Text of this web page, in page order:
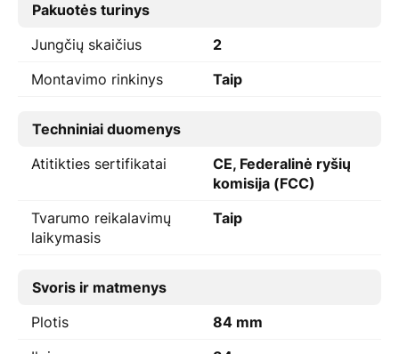
Pakuotės turinys
Jungčių skaičius
2
Montavimo rinkinys
Taip
Techniniai duomenys
Atitikties sertifikatai
CE, Federalinė ryšių
komisija (FCC)
Tvarumo reikalavimų
laikymasis
Taip
Svoris ir matmenys
Plotis
84 mm